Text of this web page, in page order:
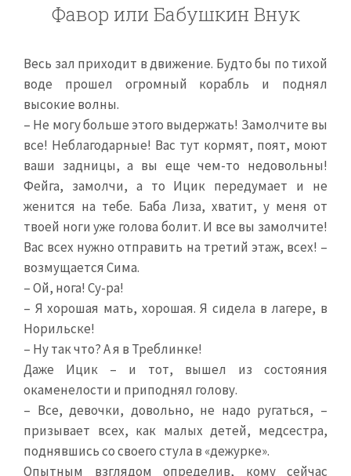
Фавор или Бабушкин Внук
Весь зал приходит в движение. Будто бы по тихой
воде прошел огромный корабль и поднял
высокие волны.
– Не могу больше этого выдержать! Замолчите вы
все! Неблагодарные! Вас тут кормят, поят, моют
ваши задницы, а вы еще чем-то недовольны!
Фейга, замолчи, а то Ицик передумает и не
женится на тебе. Баба Лиза, хватит, у меня от
твоей ноги уже голова болит. И все вы замолчите!
Вас всех нужно отправить на третий этаж, всех! –
возмущается Сима.
– Ой, нога! Су-ра!
– Я хорошая мать, хорошая. Я сидела в лагере, в
Норильске!
– Ну так что? А я в Треблинке!
Даже Ицик – и тот, вышел из состояния
окаменелости и приподнял голову.
– Все, девочки, довольно, не надо ругаться, –
призывает всех, как малых детей, медсестра,
поднявшись со своего стула в «дежурке».
Опытным взглядом определив, кому сейчас